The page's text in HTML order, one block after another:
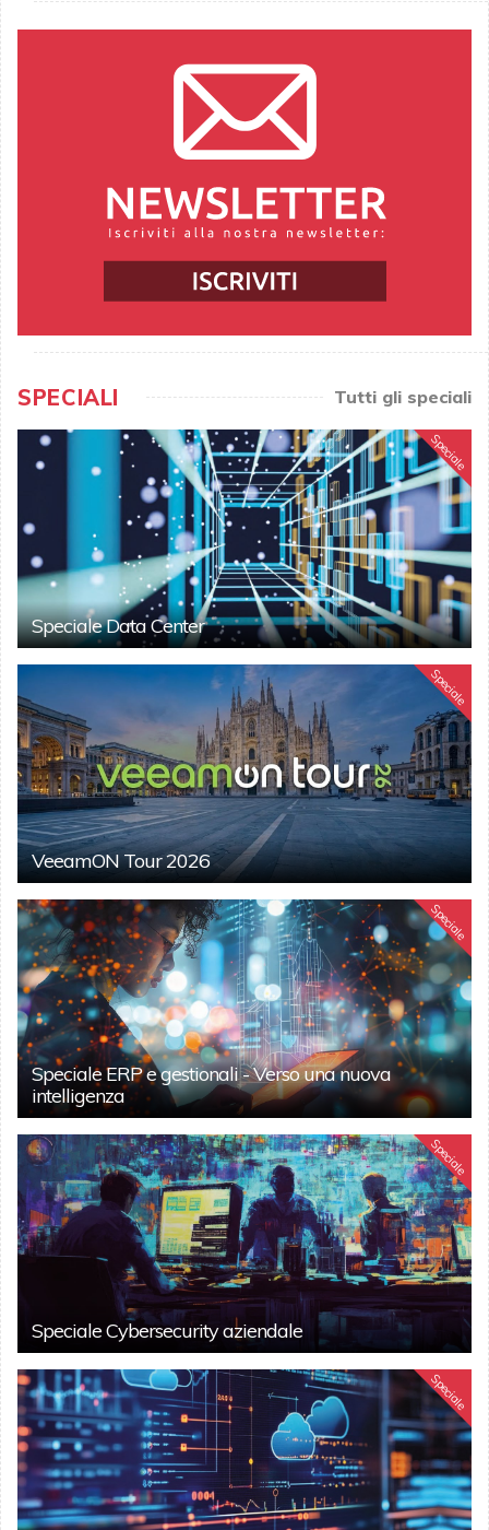
SPECIALI Tutti gli speciali
Speciale
Speciale Data Center
Speciale
VeeamON Tour 2026
Speciale
Speciale ERP e gestionali - Verso una nuova
intelligenza
Speciale
Speciale Cybersecurity aziendale
Speciale